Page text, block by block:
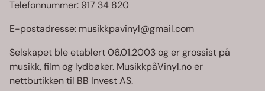
Telefonnummer: 917 34 820
E-postadresse: musikkpavinyl@gmail.com
Selskapet ble etablert 06.01.2003 og er grossist på
musikk, film og lydbøker. MusikkpåVinyl.no er
nettbutikken til BB Invest AS.